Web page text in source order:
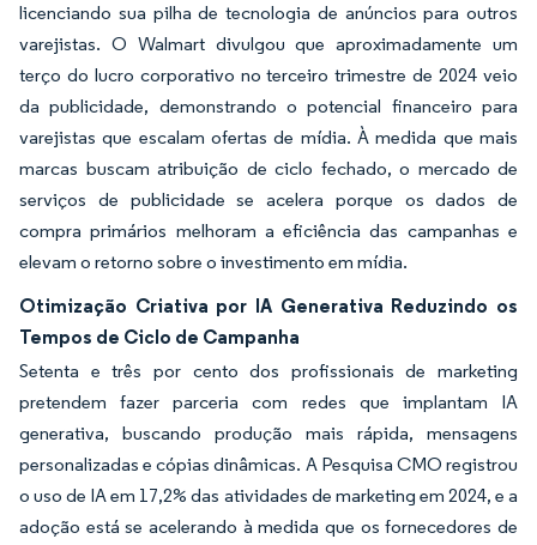
licenciando sua pilha de tecnologia de anúncios para outros
varejistas. O Walmart divulgou que aproximadamente um
terço do lucro corporativo no terceiro trimestre de 2024 veio
da publicidade, demonstrando o potencial financeiro para
varejistas que escalam ofertas de mídia. À medida que mais
marcas buscam atribuição de ciclo fechado, o mercado de
serviços de publicidade se acelera porque os dados de
compra primários melhoram a eficiência das campanhas e
elevam o retorno sobre o investimento em mídia.
Otimização Criativa por IA Generativa Reduzindo os
Tempos de Ciclo de Campanha
Setenta e três por cento dos profissionais de marketing
pretendem fazer parceria com redes que implantam IA
generativa, buscando produção mais rápida, mensagens
personalizadas e cópias dinâmicas. A Pesquisa CMO registrou
o uso de IA em 17,2% das atividades de marketing em 2024, e a
adoção está se acelerando à medida que os fornecedores de